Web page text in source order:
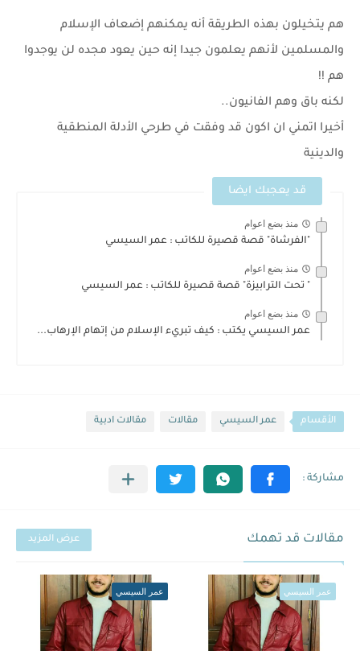
هم يتخيلون بهذه الطريقة أنه يمكنهم إضعاف الإسلام
والمسلمين لأنهم يعلمون جيدا إنه حين يعود مجده لن يوجدوا
هم !!
لكنه باق وهم الفانيون..
أخيرا اتمني ان اكون قد وفقت في طرحي الأدلة المنطقية
والدينية
قد يعجبك ايضا
منذ بضع اعوام
"الفرشاة" قصة قصيرة للكاتب : عمر السيسي
منذ بضع اعوام
" تحت الترابيزة" قصة قصيرة للكاتب : عمر السيسي
منذ بضع اعوام
عمر السيسي يكتب : كيف تبريء الإسلام من إتهام الإرهاب...
الأقسام عمر السيسي مقالات مقالات ادبية
مقالات قد تهمك عرض المزيد
عمر السيسي عمر السيسي